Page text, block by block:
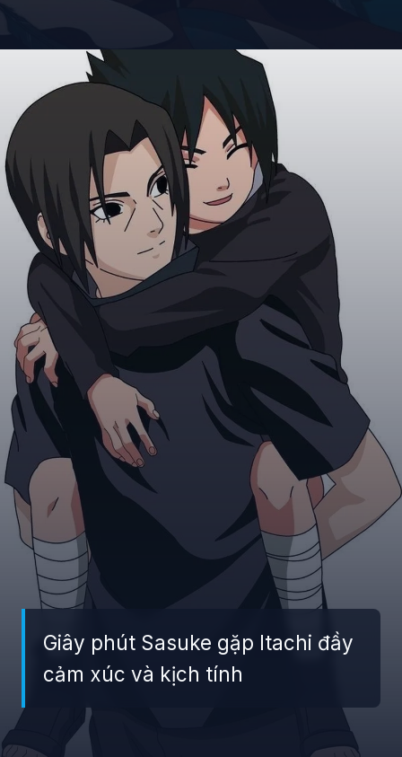
Đang mở https://giaydabonghana.com/anh-sasuke
Giây phút Sasuke gặp Itachi đầy
cảm xúc và kịch tính